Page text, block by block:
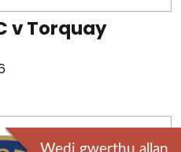
v Torquay
Wedi gwerthu allan